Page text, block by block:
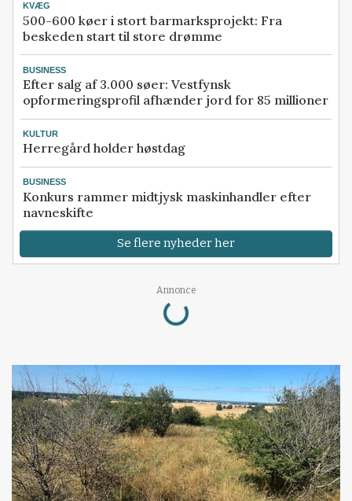
KVÆG
500-600 køer i stort barmarksprojekt: Fra
beskeden start til store drømme
BUSINESS
Efter salg af 3.000 søer: Vestfynsk
opformeringsprofil afhænder jord for 85 millioner
KULTUR
Herregård holder høstdag
BUSINESS
Konkurs rammer midtjysk maskinhandler efter
navneskifte
Se flere nyheder her
Annonce
Loading...